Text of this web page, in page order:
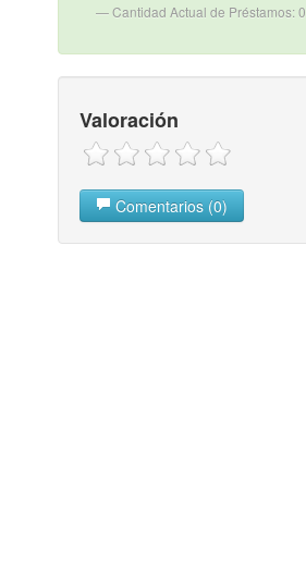
Cantidad Actual de Préstamos: 0
Valoración
Comentarios (0)